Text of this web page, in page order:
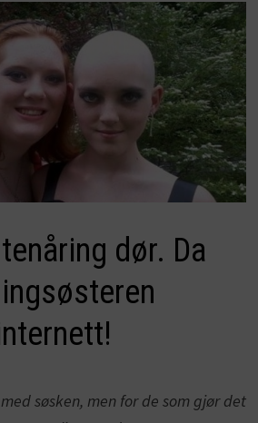
dør. Da
søsken, men for de som gjør det